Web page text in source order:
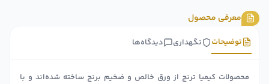
معرفی محصول
دیدگاه‌ها نگهداری توضیحات
محصولات کیمیا ترنج از ورق خالص و ضخیم برنج ساخته شده‌اند و با